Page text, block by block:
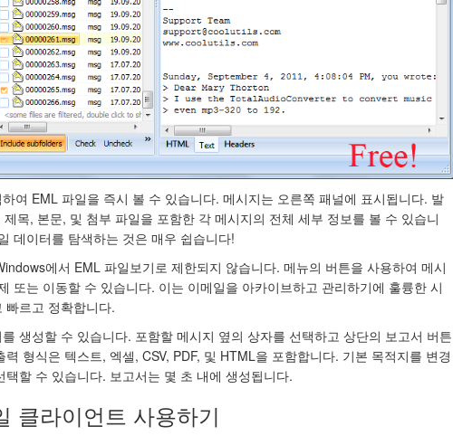
여 EML 파일을 즉시 볼 수 있습니다. 메시지는 오른쪽 패널에 표시됩니다. 발
목, 본문, 및 첨부 파일을 포함한 각 메시지의 전체 세부 정보를 볼 수 있습니
데이터를 탐색하는 것은 매우 쉽습니다!
에서 EML 파일보기로 제한되지 않습니다. 메뉴의 버튼을 사용하여 메시
또는 이동할 수 있습니다. 이는 이메일을 아카이브하고 관리하기에 훌륭한 시
빠르고 정확합니다.
생성할 수 있습니다. 포함할 메시지 옆의 상자를 선택하고 상단의 보고서 버튼
력 형식은 텍스트, 엑셀, CSV, PDF, 및 HTML을 포함합니다. 기본 목적지를 변경
택할 수 있습니다. 보고서는 몇 초 내에 생성됩니다.
클라이언트 사용하기